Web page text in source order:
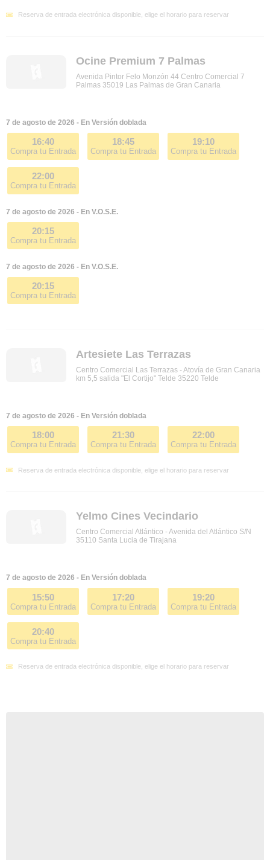
Reserva de entrada electrónica disponible, elige el horario para reservar
Ocine Premium 7 Palmas
Avenida Pintor Felo Monzón 44 Centro Comercial 7
Palmas 35019 Las Palmas de Gran Canaria
7 de agosto de 2026 - En Versión doblada
16:40
Compra tu Entrada
18:45
Compra tu Entrada
19:10
Compra tu Entrada
22:00
Compra tu Entrada
7 de agosto de 2026 - En V.O.S.E.
20:15
Compra tu Entrada
7 de agosto de 2026 - En V.O.S.E.
20:15
Compra tu Entrada
Artesiete Las Terrazas
Centro Comercial Las Terrazas - Atovía de Gran Canaria
km 5,5 salida "El Cortijo" Telde 35220 Telde
7 de agosto de 2026 - En Versión doblada
18:00
Compra tu Entrada
21:30
Compra tu Entrada
22:00
Compra tu Entrada
Reserva de entrada electrónica disponible, elige el horario para reservar
Yelmo Cines Vecindario
Centro Comercial Atlántico - Avenida del Atlántico S/N
35110 Santa Lucia de Tirajana
7 de agosto de 2026 - En Versión doblada
15:50
Compra tu Entrada
17:20
Compra tu Entrada
19:20
Compra tu Entrada
20:40
Compra tu Entrada
Reserva de entrada electrónica disponible, elige el horario para reservar